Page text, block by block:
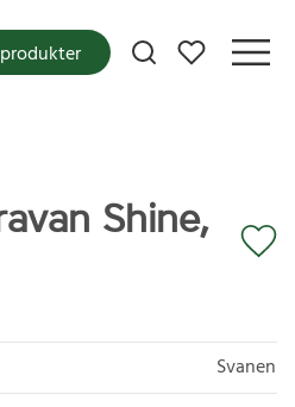
Mina favoriter
Shine,
Svanen